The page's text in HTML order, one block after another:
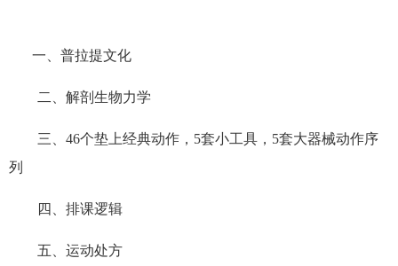
一、普拉提文化
二、解剖生物力学
三、46个垫上经典动作，5套小工具，5套大器械动作序
列
四、排课逻辑
五、运动处方